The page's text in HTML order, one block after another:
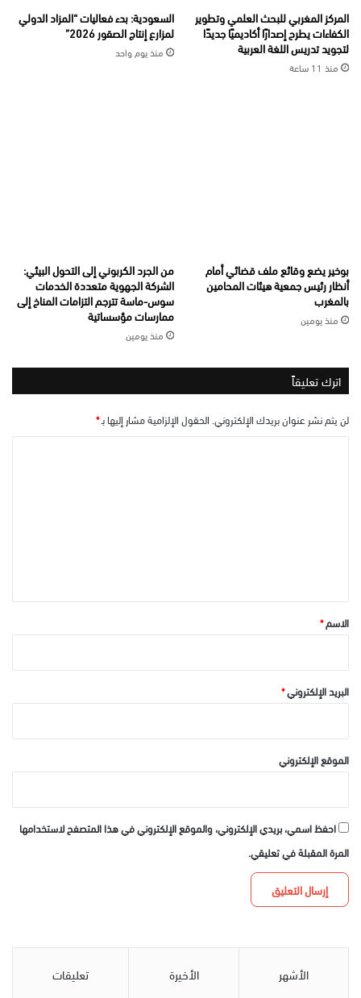
المركز المغربي للبحث العلمي وتطوير
الكفاءات يطرح إصدارًا أكاديميًا جديدًا
لتجويد تدريس اللغة العربية
منذ 11 ساعة
السعودية: بدء فعاليات “المزاد الدولي
لمزارع إنتاج الصقور 2026”
منذ يوم واحد
بوخير يضع وقائع ملف قضائي أمام
أنظار رئيس جمعية هيئات المحامين
بالمغرب
منذ يومين
من الجرد الكربوني إلى التحول البيئي:
الشركة الجهوية متعددة الخدمات
سوس-ماسة تترجم التزامات المناخ إلى
ممارسات مؤسساتية
منذ يومين
اترك تعليقاً
لن يتم نشر عنوان بريدك الإلكتروني. الحقول الإلزامية مشار إليها بـ*
*الاسم*
البريد الإلكتروني*
الموقع الإلكتروني
احفظ اسمي، بريدي الإلكتروني، والموقع الإلكتروني في هذا المتصفح لاستخدامها
المرة المقبلة في تعليقي.
الأشهر الأخيرة تعليقات